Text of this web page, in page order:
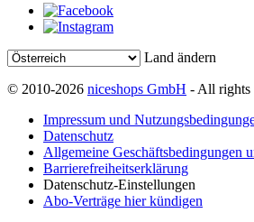
Land ändern
© 2010-2026 niceshops GmbH - All rights
Impressum und
Datenschutz
Allgemeine Geschäftsbedingungen
Barrierefreiheitserklärung
Datenschutz-Einstellungen
Abo-Verträge hier kündigen